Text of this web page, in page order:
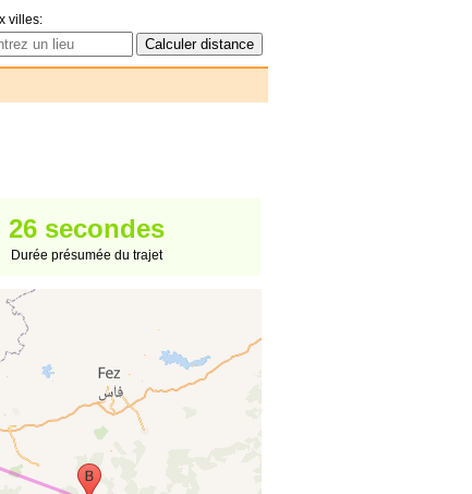
villes:
26 secondes
Durée présumée du trajet